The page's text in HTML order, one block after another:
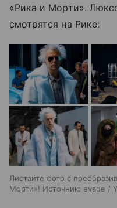
«Рика и Морти».
смотрятся на Рике:
Листайте фото с
Морти»! Источник: evade /